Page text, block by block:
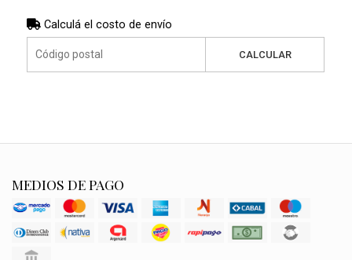
Calculá el costo de envío
CALCULAR
MEDIOS DE PAGO